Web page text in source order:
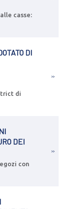
casse:
DI
di
DEI
con